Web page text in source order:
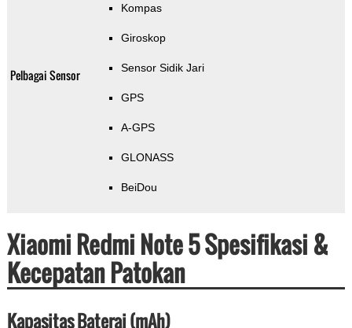
Pelbagai Sensor
Kompas
Giroskop
Sensor Sidik Jari
GPS
A-GPS
GLONASS
BeiDou
Xiaomi Redmi Note 5 Spesifikasi &
Kecepatan Patokan
Kapasitas Baterai (mAh)